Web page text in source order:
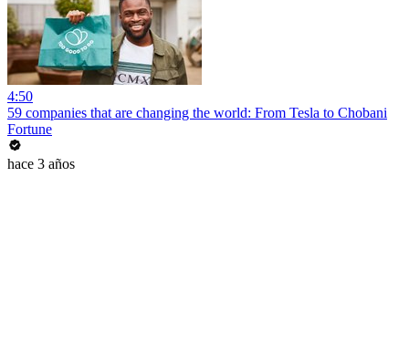
4:50
59 companies that are changing the world: From Tesla to Chobani
Fortune
hace 3 años